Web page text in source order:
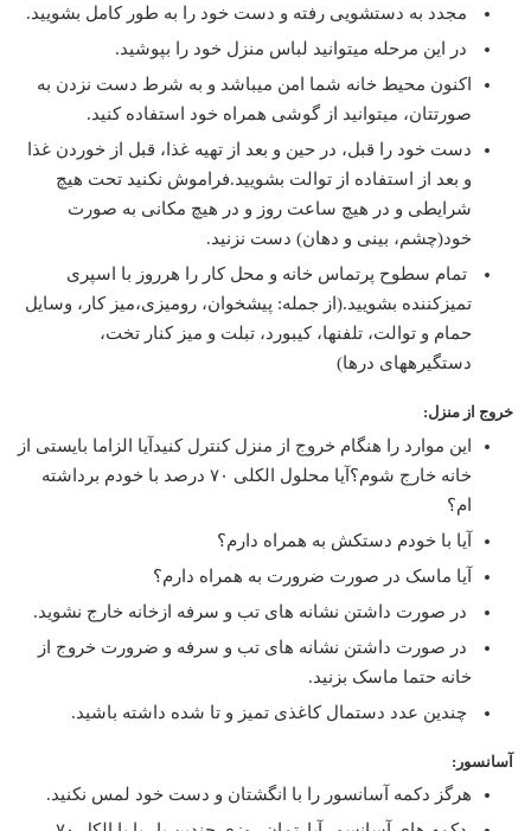
مجدد به دستشویی رفته و دست خود را به طور کامل بشویید.
در این مرحله میتوانید لباس منزل خود را بپوشید.
اکنون محیط خانه شما امن میباشد و به شرط دست نزدن به
صورتتان، میتوانید از گوشی همراه خود استفاده کنید.
دست خود را قبل، در حین و بعد از تهیه غذا، قبل از خوردن غذا
و بعد از استفاده از توالت بشویید.فراموش نکنید تحت هیچ
شرایطی و در هیچ ساعت روز و در هیچ مکانی به صورت
خود(چشم، بینی و دهان) دست نزنید.
تمام سطوح پرتماس خانه و محل کار را هرروز با اسپری
تمیزکننده بشویید.(از جمله: پیشخوان، رومیزی،میز کار، وسایل
حمام و توالت، تلفنها، کیبورد، تبلت و میز کنار تخت،
دستگیرههای درها)
خروج از منزل:
این موارد را هنگام خروج از منزل کنترل کنیدآیا الزاما بایستی از
خانه خارج شوم؟آیا محلول الکلی ۷۰ درصد با خودم برداشته
ام؟
آیا با خودم دستکش به همراه دارم؟
آیا ماسک در صورت ضرورت به همراه دارم؟
در صورت داشتن نشانه های تب و سرفه ازخانه خارج نشوید.
در صورت داشتن نشانه های تب و سرفه و ضرورت خروج از
خانه حتما ماسک بزنید.
چندین عدد دستمال کاغذی تمیز و تا شده داشته باشید.
آسانسور:
هرگز دکمه آسانسور را با انگشتان و دست خود لمس نکنید.